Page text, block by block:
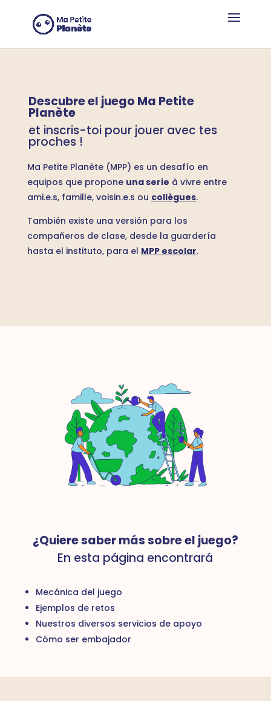
Descubre el juego Ma Petite
Planète
et inscris-toi pour jouer avec tes
proches !
Ma Petite Planète (MPP) es un desafío en
equipos que propone una serie à vivre entre
ami.e.s, famille, voisin.e.s ou collègues.
También existe una versión para los
compañeros de clase, desde la guardería
hasta el instituto, para el MPP escolar.
¿Quiere saber más sobre el juego?
En esta página encontrará
Mecánica del juego
Ejemplos de retos
Nuestros diversos servicios de apoyo
Cómo ser embajador